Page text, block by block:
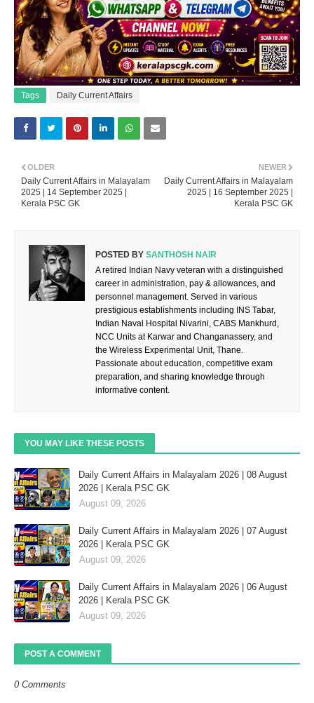
Tags Daily Current Affairs
NEWER
Daily Current Affairs in Malayalam
2025 | 16 September 2025 |
Kerala PSC GK
OLDER
Daily Current Affairs in Malayalam
2025 | 14 September 2025 |
Kerala PSC GK
POSTED BY SANTHOSH NAIR
A retired Indian Navy veteran with a distinguished
career in administration, pay & allowances, and
personnel management. Served in various
prestigious establishments including INS Tabar,
Indian Naval Hospital Nivarini, CABS Mankhurd,
NCC Units at Karwar and Changanassery, and
the Wireless Experimental Unit, Thane.
Passionate about education, competitive exam
preparation, and sharing knowledge through
informative content.
YOU MAY LIKE THESE POSTS
Daily Current Affairs in Malayalam 2026 | 08 August
2026 | Kerala PSC GK
August 09, 2026
Daily Current Affairs in Malayalam 2026 | 07 August
2026 | Kerala PSC GK
August 09, 2026
Daily Current Affairs in Malayalam 2026 | 06 August
2026 | Kerala PSC GK
August 09, 2026
POST A COMMENT
0 Comments